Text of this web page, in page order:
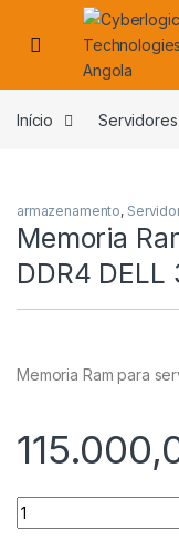
Skip to navigation
Skip to content
Início Servidores
armazenamento,
Memoria
DDR4
Memoria Ram para
Quantidade